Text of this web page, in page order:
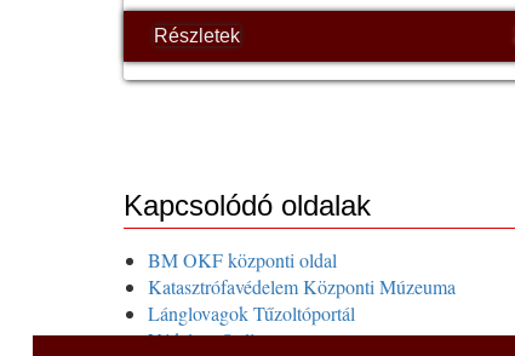
Részletek
Kapcsolódó oldalak
BM OKF központi oldal
Katasztrófavédelem Központi Múzeuma
Lánglovagok Tűzoltóportál
Védelem Online